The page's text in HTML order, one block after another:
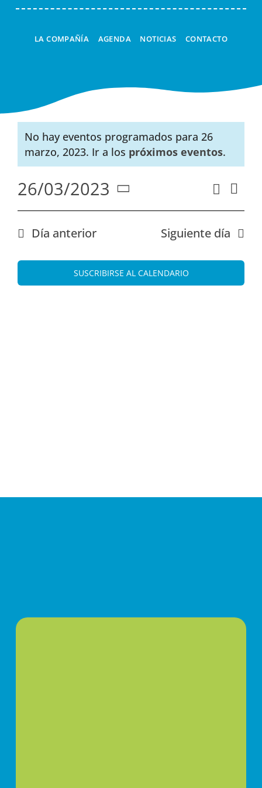
LA COMPAÑÍA AGENDA NOTICIAS CONTACTO
Aviso
No hay eventos programados para 26
marzo, 2023. Ir a los próximos eventos.
de
y
Buscar
de
Día
26/03/2023
Seleccionar
fecha.
Día anterior Siguiente día
SUSCRIBIRSE AL CALENDARIO